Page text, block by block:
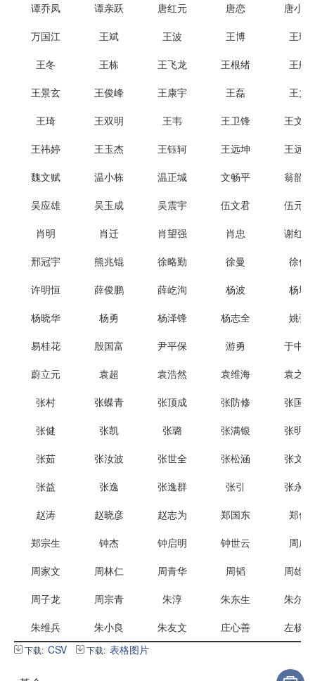
谭乔凤
谭亲跃 唐红元 唐恋
唐小斌
万国江
王斌 王波 王博
王琛
王冬
王栋 王飞龙 王根绪
王航
王景玄
王俊峰 王康宇 王磊
王力
王琦
王双明 王韦 王卫锋
王文东
王祎婷
王玉杰 王钰轲 王远坤
王远铭
魏文赋
温小栋 温正城 文畅平
翁韶伟
吴应雄
吴玉成 吴震宇 伍文君
伍元凯
肖明
肖迁 肖望强 肖忠
谢红强
邢冠宇
熊兆锟 徐略勤 徐曼
徐伟
许明恒
薛俊鹏 薛屹洵 杨波
杨城
杨晓华
杨勇 杨泽锋 杨志全
姚强
易桂花
殷国富 尹平保 游勇
于中华
蔚立元
袁超 袁浩然 袁维海
袁之康
张村
张蝶青 张顶成 张防修
张国强
张健
张凯 张璐 张满银
张明芳
张茹
张汝波 张世全 张松涵
张文娟
张益
张逸 张逸群 张引
张永杰
赵涛
赵晓彦 赵志为 郑国东
郑俊
郑宗生
钟杰 钟启明 钟世云
周成
周家文
周林仁 周青华 周韬
周雄雄
周子龙
周宗青 朱淳 朱东生
朱尔玉
朱维兵
朱小良 朱友文 庄心善 左杨杰
下载: CSV 下载: 表格图片